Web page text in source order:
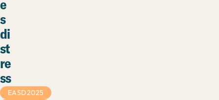
e
s
di
st
re
ss
EASD2025